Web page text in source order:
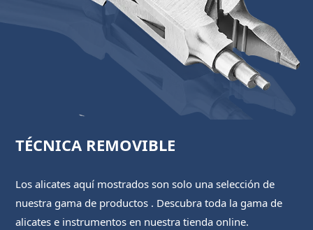
TÉCNICA REMOVIBLE
Los alicates aquí mostrados son solo una selección de
nuestra gama de productos . Descubra toda la gama de
alicates e instrumentos en nuestra tienda online.